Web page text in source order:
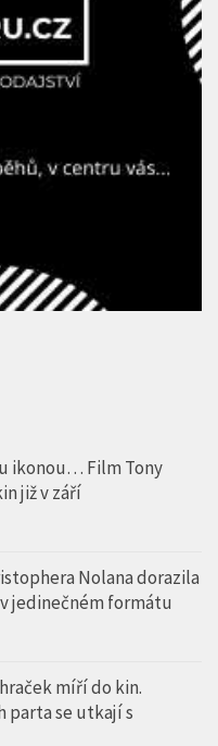
ikonou… Film Tony
již v září
Nolana dorazila
jedinečném formátu
míří do kin.
parta se utkají s